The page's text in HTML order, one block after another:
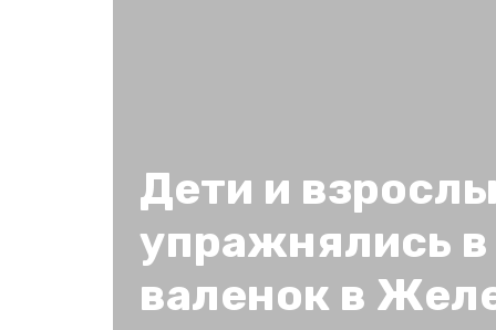
Дети и
упражнялись
валенок в